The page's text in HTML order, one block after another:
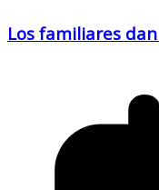
Los familiares